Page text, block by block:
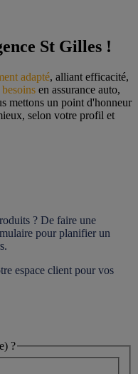
St Gilles !
adapté, alliant efficacité,
en assurance auto,
mettons un point d'honneur
selon votre profil et
? De faire une
pour planifier un
espace client pour vos
?